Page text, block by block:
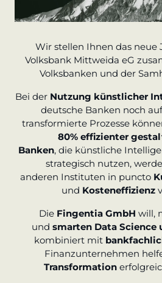
Wir stellen Ihnen das neue
Volksbank Mittweida eG
Volksbanken und der
Bei der Nutzung künstlicher
deutsche Banken noch
transformierte Prozesse
80% effizienter
Banken, die künstliche
strategisch nutzen,
anderen Instituten in puncto
und Kosteneffizienz
Die Fingentia GmbH will,
und smarten Data Science
kombiniert mit
Finanzunternehmen
Transformation